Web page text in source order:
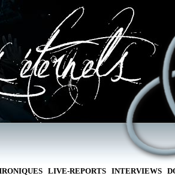
LIVE-REPORTS INTERVIEWS